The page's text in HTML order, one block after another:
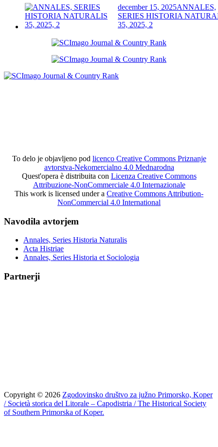
december 15, 2025ANNALES,
SERIES HISTORIA
35, 2025, 2
To delo je objavljeno pod licenco Creative Commons Priznanje
avtorstva-Nekomercialno 4.0 Mednarodna
Quest'opera è distribuita con Licenza Creative Commons
Attribuzione-NonCommerciale 4.0 Internazionale
This work is licensed under a Creative Commons Attribution-
NonCommercial 4.0 International
Navodila avtorjem
Annales, Series Historia Naturalis
Acta Histriae
Annales, Series Historia et Sociologia
Partnerji
Copyright © 2026 Zgodovinsko društvo za južno Primorsko, Koper
/ Società storica del Litorale – Capodistria / The Historical Society
of Southern Primorska of Koper.